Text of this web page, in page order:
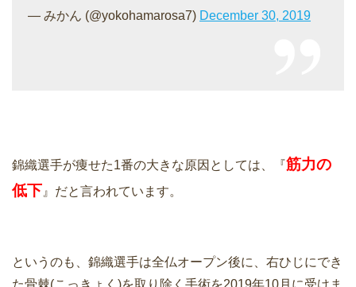
— みかん (@yokohamarosa7) December 30, 2019
錦織選手が痩せた1番の大きな原因としては、『筋力の
低下 』だと言われています。
というのも、錦織選手は全仏オープン後に、右ひじにでき
た骨棘(こっきょく)を取り除く手術を2019年10月に受けま